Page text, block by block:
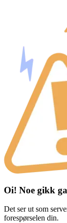
Oi! Noe gikk
Det ser ut som
forespørselen din.